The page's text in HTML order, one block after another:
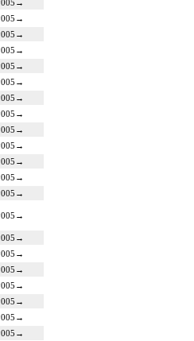
→
→
→
→
→
→
→
→
→
→
→
→
→
→
→
→
→
→
→
→
→